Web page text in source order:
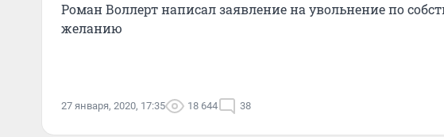
Роман Воллерт написал заявление на увольнение по
желанию
27 января, 2020, 17:35 18 644 38